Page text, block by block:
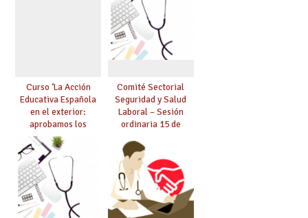
Curso ‘La Acción
Educativa Española
en el exterior:
aprobamos los
exámenes para
obtener plaza en el
exterior’
Comité Sectorial
Seguridad y Salud
Laboral – Sesión
ordinaria 15 de